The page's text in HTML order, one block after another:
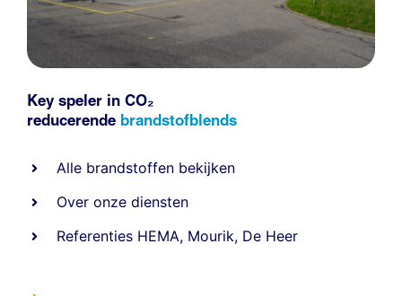
Key speler in CO₂
reducerende brandstofblends
Alle brandstoffen bekijken
Over onze diensten
Referenties HEMA, Mourik, De Heer